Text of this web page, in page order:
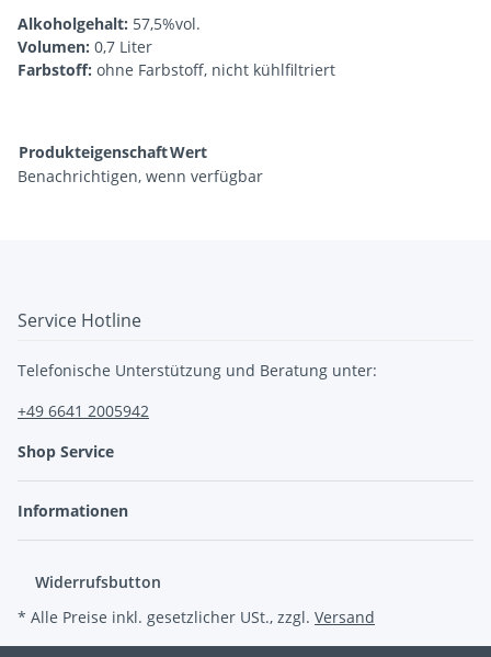
Alkoholgehalt: 57,5%vol.
Volumen: 0,7 Liter
Farbstoff: ohne Farbstoff, nicht kühlfiltriert
ProdukteigenschaftWert
Benachrichtigen, wenn verfügbar
Service Hotline
Telefonische Unterstützung und Beratung unter:
+49 6641 2005942
Shop Service
Informationen
Widerrufsbutton
* Alle Preise inkl. gesetzlicher USt., zzgl. Versand